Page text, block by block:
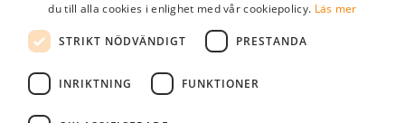
Lösenord
kom ihåg mig
logga in
Kostnadsfri företagsprofil
du till alla cookies i enlighet med vår cookiepolicy. Läs mer
STRIKT NÖDVÄNDIGT PRESTANDA
INRIKTNING FUNKTIONER